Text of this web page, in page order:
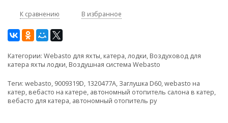
К сравнению В избранное
Категории: Webasto для яхты, катера, лодки, Воздуховод для
катера яхты лодки, Воздушная система Webasto
Теги: webasto, 9009319D, 1320477A, Заглушка D60,webasto на
катер, вебасто на катере, автономный отопитель салона в катер,
вебасто для катера, автономный отопитель ру